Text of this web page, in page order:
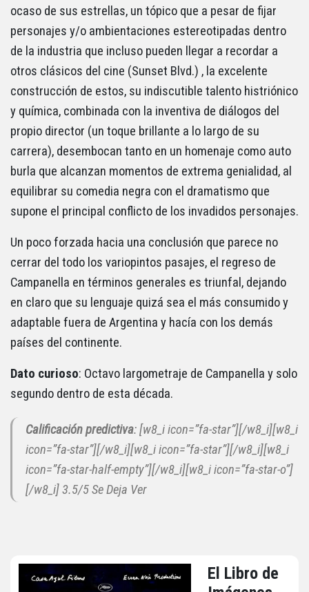
ocaso de sus estrellas, un tópico que a pesar de fijar
personajes y/o ambientaciones estereotipadas dentro
de la industria que incluso pueden llegar a recordar a
otros clásicos del cine (Sunset Blvd.) , la excelente
construcción de estos, su indiscutible talento histriónico
y química, combinada con la inventiva de diálogos del
propio director (un toque brillante a lo largo de su
carrera), desembocan tanto en un homenaje como auto
burla que alcanzan momentos de extrema genialidad, al
equilibrar su comedia negra con el dramatismo que
supone el principal conflicto de los invadidos personajes.
Un poco forzada hacia una conclusión que parece no
cerrar del todo los variopintos pasajes, el regreso de
Campanella en términos generales es triunfal, dejando
en claro que su lenguaje quizá sea el más consumido y
adaptable fuera de Argentina y hacía con los demás
países del continente.
Dato curioso: Octavo largometraje de Campanella y solo
segundo dentro de esta década.
Calificación predictiva: [w8_i icon=”fa-star”][/w8_i][w8_i
icon=”fa-star”][/w8_i][w8_i icon=”fa-star”][/w8_i][w8_i
icon=”fa-star-half-empty”][/w8_i][w8_i icon=”fa-star-o”]
[/w8_i] 3.5/5 Se Deja Ver
El Libro de